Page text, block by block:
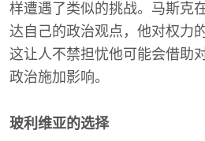
样遭遇了类似的挑战。马斯克
达自己的政治观点，他对权力
这让人不禁担忧他可能会借助
政治施加影响。
玻利维亚的选择